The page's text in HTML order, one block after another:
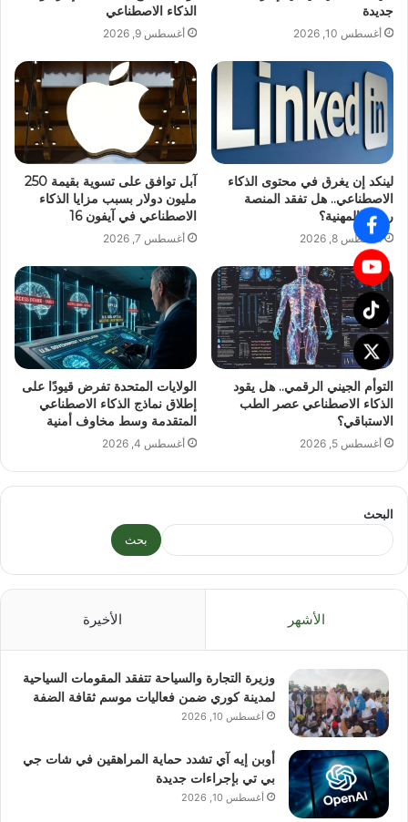
جديدة
أغسطس 10, 2026
الذكاء الاصطناعي
أغسطس 9, 2026
لينكد إن يغرق في محتوى الذكاء
الاصطناعي.. هل تفقد المنصة
روحها المهنية؟
أغسطس 8, 2026
آبل توافق على تسوية بقيمة 250
مليون دولار بسبب مزايا الذكاء
الاصطناعي في آيفون 16
أغسطس 7, 2026
التوأم الجيني الرقمي.. هل يقود
الذكاء الاصطناعي عصر الطب
الاستباقي؟
أغسطس 5, 2026
الولايات المتحدة تفرض قيودًا على
إطلاق نماذج الذكاء الاصطناعي
المتقدمة وسط مخاوف أمنية
أغسطس 4, 2026
البحث
بحث
الأشهر الأخيرة
وزيرة التجارة والسياحة تتفقد المقومات السياحية
لمدينة كوري ضمن فعاليات موسم ثقافة الضفة
أغسطس 10, 2026
أوبن إيه آي تشدد حماية المراهقين في شات جي
بي تي بإجراءات جديدة
أغسطس 10, 2026